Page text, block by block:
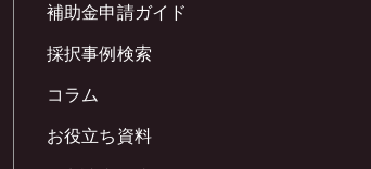
補助金申請ガイド
採択事例検索
コラム
お役立ち資料